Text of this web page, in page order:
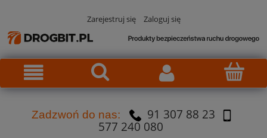
Zarejestruj się Zaloguj się
Zadzwoń do nas:
91 307 88 23
577 240 080